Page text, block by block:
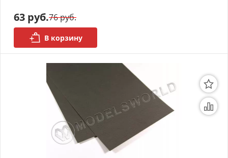
63 руб.76 руб.
В корзину